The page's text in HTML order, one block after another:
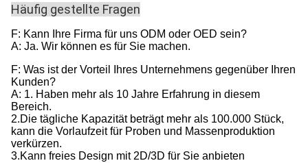
Häufig gestellte Fragen
F: Kann Ihre Firma für uns ODM oder OED sein?
A: Ja. Wir können es für Sie machen.
F: Was ist der Vorteil Ihres Unternehmens gegenüber Ihren
Kunden?
A: 1. Haben mehr als 10 Jahre Erfahrung in diesem
Bereich.
2.Die tägliche Kapazität beträgt mehr als 100.000 Stück,
kann die Vorlaufzeit für Proben und Massenproduktion
verkürzen.
3.Kann freies Design mit 2D/3D für Sie anbieten